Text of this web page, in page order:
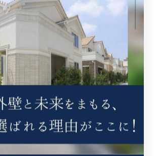
整理 ウッドデッキ塗装 斜熱塗装
鉄骨塗装 タスペーサー 高石市
ベランダ防水 兵庫県 その他塗装
オイルステン 大阪府 外壁斜熱塗装